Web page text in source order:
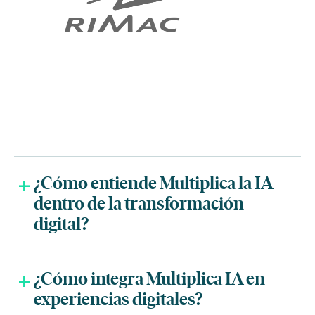
¿Cómo entiende Multiplica la IA
dentro de la transformación
digital?
¿Cómo integra Multiplica IA en
experiencias digitales?